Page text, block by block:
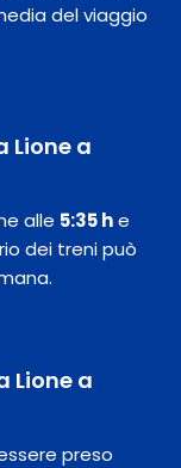
del viaggio
Lione a
alle 5:35 he
dei treni può
Lione a
preso